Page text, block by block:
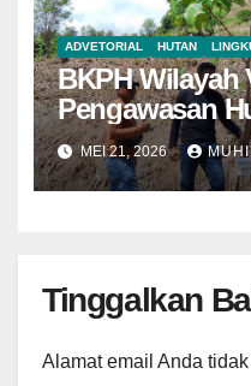
ADVETORIAL HUTAN
BKPH Wilayah
Pengawasan
Pemantauan
MEI 21, 2026
Tinggalkan
Alamat email Anda